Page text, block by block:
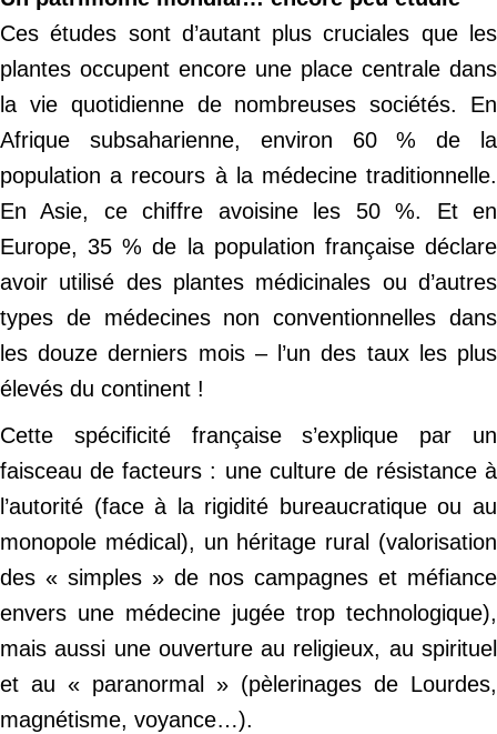
Ces études sont d’autant plus cruciales que les
plantes occupent encore une place centrale dans
la vie quotidienne de nombreuses sociétés. En
Afrique subsaharienne, environ 60 % de la
population a recours à la médecine traditionnelle.
En Asie, ce chiffre avoisine les 50 %. Et en
Europe, 35 % de la population française déclare
avoir utilisé des plantes médicinales ou d’autres
types de médecines non conventionnelles dans
les douze derniers mois – l’un des taux les plus
élevés du continent !
Cette spécificité française s’explique par un
faisceau de facteurs : une culture de résistance à
l’autorité (face à la rigidité bureaucratique ou au
monopole médical), un héritage rural (valorisation
des « simples » de nos campagnes et méfiance
envers une médecine jugée trop technologique),
mais aussi une ouverture au religieux, au spirituel
et au « paranormal » (pèlerinages de Lourdes,
magnétisme, voyance…).